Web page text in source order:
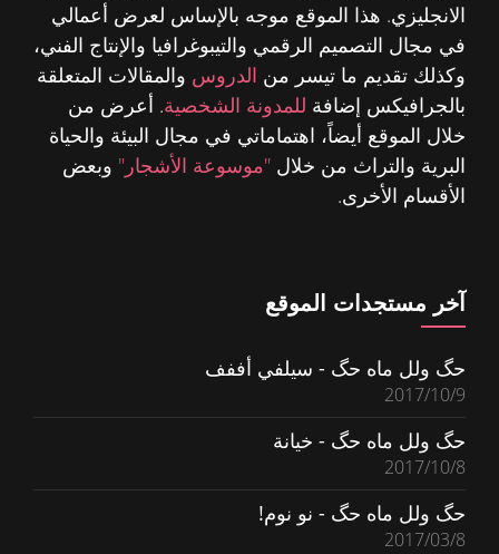
الانجليزي. هذا الموقع موجه بالإساس لعرض أعمالي
في مجال التصميم الرقمي والتيبوغرافيا والإنتاج الفني،
وكذلك تقديم ما تيسر من الدروس والمقالات المتعلقة
بالجرافيكس إضافة للمدونة الشخصية. أعرض من
خلال الموقع أيضاً، اهتماماتي في مجال البيئة والحياة
البرية والتراث من خلال "موسوعة الأشجار" وبعض
الأقسام الأخرى.
آخر مستجدات الموقع
حگ ولل ماه حگ - سيلفي أففف
2017/10/9
حگ ولل ماه حگ - خيانة
2017/10/8
حگ ولل ماه حگ - نو نوم!
2017/03/8